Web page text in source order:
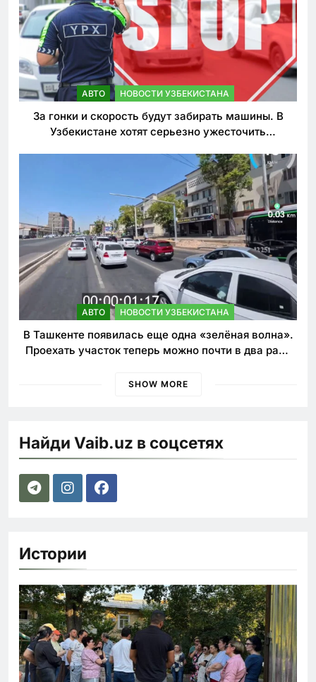
АВТО НОВОСТИ УЗБЕКИСТАНА
За гонки и скорость будут забирать машины. В
Узбекистане хотят серьезно ужесточить
АВТО НОВОСТИ УЗБЕКИСТАНА
В Ташкенте появилась еще одна «зелёная волна».
Проехать участок теперь можно почти в два раза
SHOW MORE
Найди Vaib.uz в соцсетях
Истории